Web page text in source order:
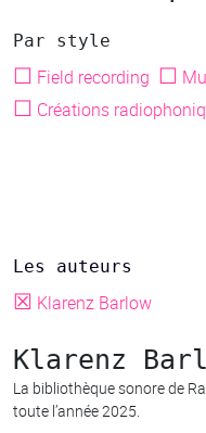
Par style
☐ Field recording ☐
☐ Créations
Les auteurs
☒ Klarenz Barlow
Klarenz
La bibliothèque sonore de
toute l’année 2025.